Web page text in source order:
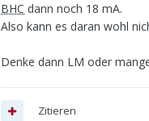
BHC dann noch 18 mA.
Also kann es daran wohl
Denke dann LM oder
Zitieren